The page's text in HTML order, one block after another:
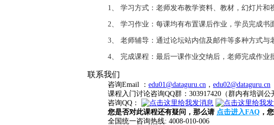
1、 学习方式：老师发布教学资料、教材，幻灯片
2、 学习作业：每课均有布置课后作业，学员完成书
3、 老师辅导：通过论坛站内信及邮件等多种方式与
4、 完成课程：最后一课作业交纳后，老师完成作业
联系我们
咨询Email ： edu01@dataguru.cn ， edu02@dataguru.cn
课程入门讨论咨询QQ群：303917420（群内有培训公
咨询QQ：
您是否对此课程还有疑问，那么请 点击进入FAQ ，
全国统一咨询热线: 4008-010-006